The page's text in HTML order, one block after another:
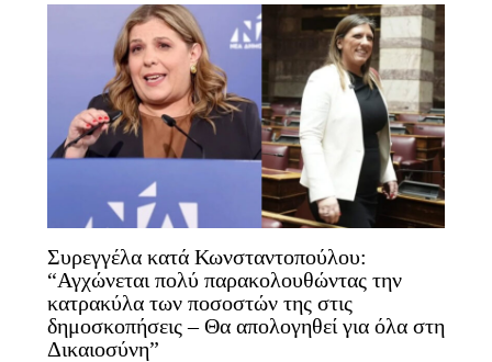
Συρεγγέλα κατά Κωνσταντοπούλου:
“Αγχώνεται πολύ παρακολουθώντας την
κατρακύλα των ποσοστών της στις
δημοσκοπήσεις – Θα απολογηθεί για όλα στη
Δικαιοσύνη”